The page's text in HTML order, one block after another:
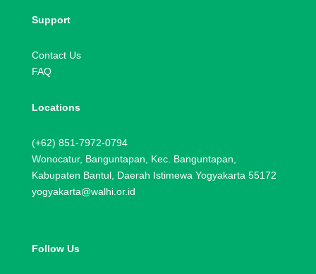
Support
Contact Us
FAQ
Locations
(+62) 851-7972-0794
Wonocatur, Banguntapan, Kec. Banguntapan,
Kabupaten Bantul, Daerah Istimewa Yogyakarta 55172
yogyakarta@walhi.or.id
Follow Us